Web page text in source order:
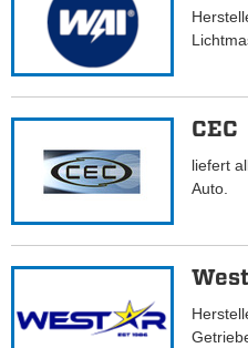
CEC
liefert
Auto.